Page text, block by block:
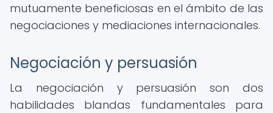
mutuamente beneficiosas en el ámbito de las
negociaciones y mediaciones internacionales.
Negociación y persuasión
La negociación y persuasión son dos
habilidades blandas fundamentales para